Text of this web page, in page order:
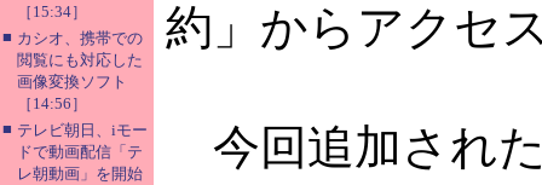
［15:34］
■ カシオ、携帯での
閲覧にも対応した
画像変換ソフト
［14:56］
■ テレビ朝日、iモー
ドで動画配信「テ
レ朝動画」を開始
約」からアクセ
今回追加され